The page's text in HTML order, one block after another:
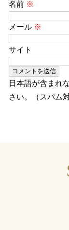
名前 ※
メール ※
サイト
日本語が含まれ
さい。（スパム対